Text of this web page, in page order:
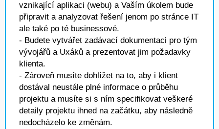
vznikající aplikaci (webu) a Vaším úkolem bude
připravit a analyzovat řešení jenom po stránce IT
ale také po té businessové.
- Budete vytvářet zadávací dokumentaci pro tým
vývojářů a Uxáků a prezentovat jim požadavky
klienta.
- Zároveň musíte dohlížet na to, aby i klient
dostával neustále plné informace o průběhu
projektu a musíte si s ním specifikovat veškeré
detaily projektu ihned na začátku, aby následně
nedocházelo ke změnám.